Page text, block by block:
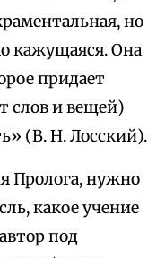
но
кажущаяся. Она
придает
слов и вещей)
(В. Н. Лосский).
Пролога, нужно
какое учение
под